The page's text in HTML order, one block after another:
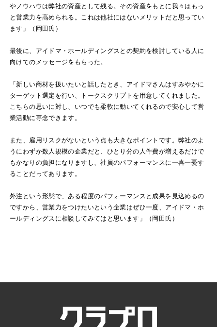
やノウハウは弊社の資産として残る。その資産をもとに我々はもっ
と営業力を高められる。これは他社にはないメリットだと思ってい
ます」（岡田氏）
最後に、アイドマ・ホールディングスとの契約を検討している人に
向けてのメッセージをもらった。
「新しい商材を扱いたいと話したとき、アイドマさんはすみやかに
ターゲット選定を行い、トークスクリプトを用意してくれました。
こちらの思いに対し、いつでも柔軟に動いてくれるので安心して営
業活動に専念できます。
また、雇用リスクがないという点も大きなポイントです。弊社のよ
うにわずか数人規模の企業だと、ひとり分の人件費が増えるだけで
もかなりの負担になりますし、社員のパフォーマンスに一喜一憂す
ることだってあります。
外注という形態で、ある程度のパフォーマンスと成果を見込めるの
ですから、営業力をつけたいという企業はぜひ一度、アイドマ・ホ
ールディングスに相談してみてはと思います」（岡田氏）